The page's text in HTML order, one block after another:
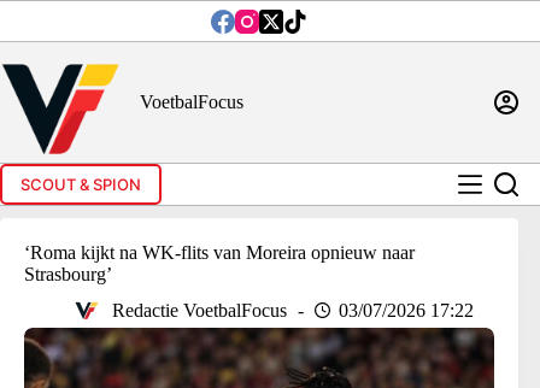
inhoud
VoetbalFocus
SCOUT & SPION
‘Roma kijkt na WK-flits van Moreira opnieuw naar
Strasbourg’
Redactie VoetbalFocus
03/07/2026 17:22